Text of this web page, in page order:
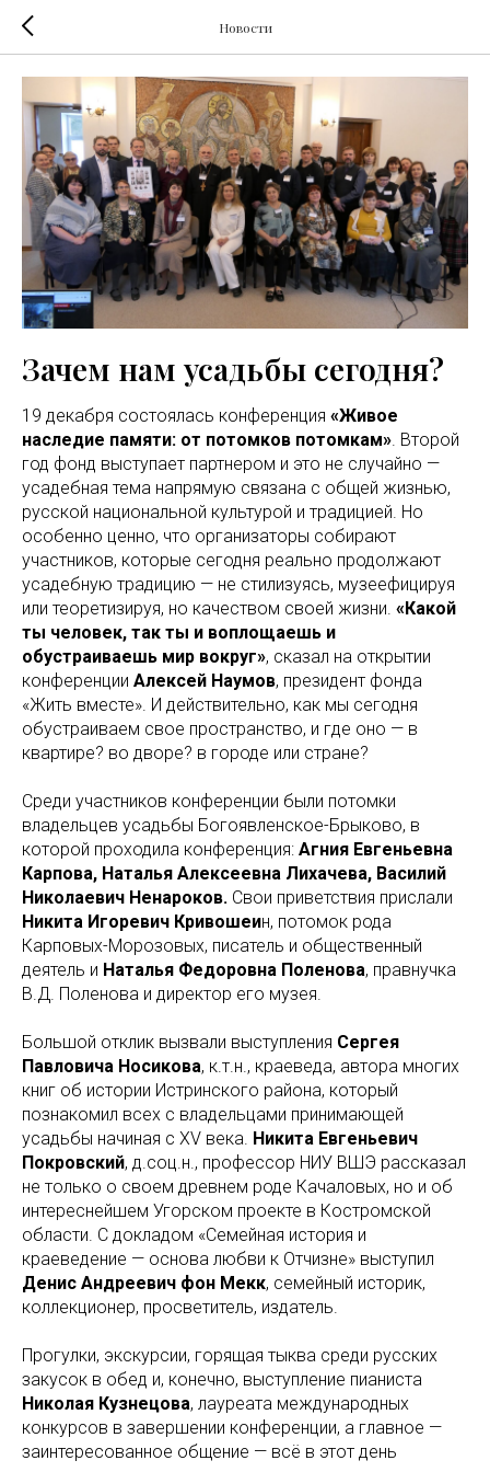
Новости
Зачем нам усадьбы сегодня?
19 декабря состоялась конференция «Живое
наследие памяти: от потомков потомкам» . Второй
год фонд выступает партнером и это не случайно —
усадебная тема напрямую связана с общей жизнью,
русской национальной культурой и традицией. Но
особенно ценно, что организаторы собирают
участников, которые сегодня реально продолжают
усадебную традицию — не стилизуясь, музеефицируя
или теоретизируя, но качеством своей жизни. «Какой
ты человек, так ты и воплощаешь и
обустраиваешь мир вокруг», сказал на открытии
конференции Алексей Наумов, президент фонда
«Жить вместе». И действительно, как мы сегодня
обустраиваем свое пространство, и где оно — в
квартире? во дворе? в городе или стране?
Среди участников конференции были потомки
владельцев усадьбы Богоявленское-Брыково, в
которой проходила конференция: Агния Евгеньевна
Карпова, Наталья Алексеевна Лихачева, Василий
Николаевич Ненароков. Свои приветствия прислали
Никита Игоревич Кривошеин, потомок рода
Карповых-Морозовых, писатель и общественный
деятель и Наталья Федоровна Поленова, правнучка
В.Д. Поленова и директор его музея.
Большой отклик вызвали выступления Сергея
Павловича Носикова, к.т.н., краеведа, автора многих
книг об истории Истринского района, который
познакомил всех с владельцами принимающей
усадьбы начиная с XV века. Никита Евгеньевич
Покровский, д.соц.н., профессор НИУ ВШЭ рассказал
не только о своем древнем роде Качаловых, но и об
интереснейшем Угорском проекте в Костромской
области. С докладом «Семейная история и
краеведение — основа любви к Отчизне» выступил
Денис Андреевич фон Мекк, семейный историк,
коллекционер, просветитель, издатель.
Прогулки, экскурсии, горящая тыква среди русских
закусок в обед и, конечно, выступление пианиста
Николая Кузнецова, лауреата международных
конкурсов в завершении конференции, а главное —
заинтересованное общение — всё в этот день